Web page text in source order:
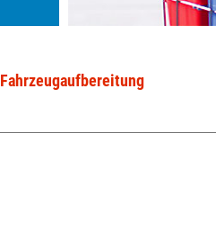
Fahrzeugaufbereitung